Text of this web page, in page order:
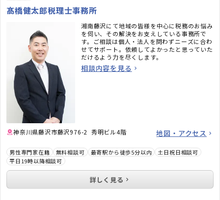
髙橋健太郎税理士事務所
湘南藤沢にて地域の皆様を中心に税務のお悩み
を伺い、その解決をお支えしている事務所で
す。ご相談は個人・法人を問わずニーズに合わ
せてサポート。依頼してよかったと思っていた
だけるよう力を尽くします。
相談内容を見る
神奈川県藤沢市藤沢976-2 秀明ビル4階 地図・アクセス
男性専門家在籍 無料相談可 最寄駅から徒歩5分以内
土日祝日相談可
平日19時以降相談可
詳しく見る